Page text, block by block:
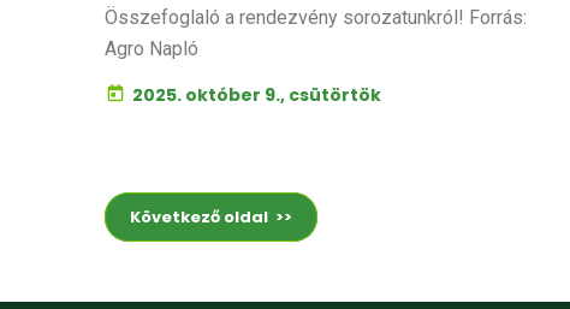
Összefoglaló a rendezvény sorozatunkról! Forrás:
Agro Napló
2025. október 9., csütörtök
Következő oldal >>